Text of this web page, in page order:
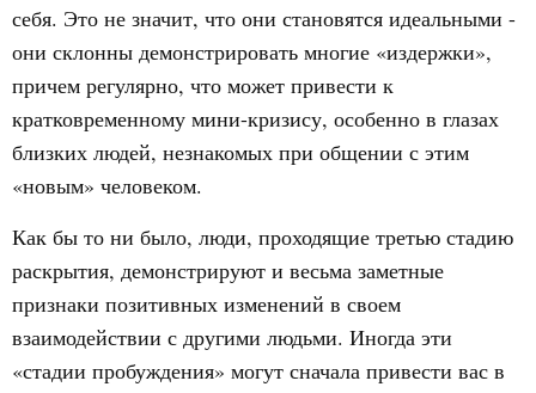
себя. Это не значит, что они становятся идеальными -
они склонны демонстрировать многие «издержки»,
причем регулярно, что может привести к
кратковременному мини-кризису, особенно в глазах
близких людей, незнакомых при общении с этим
«новым» человеком.
Как бы то ни было, люди, проходящие третью стадию
раскрытия, демонстрируют и весьма заметные
признаки позитивных изменений в своем
взаимодействии с другими людьми. Иногда эти
«стадии пробуждения» могут сначала привести вас в